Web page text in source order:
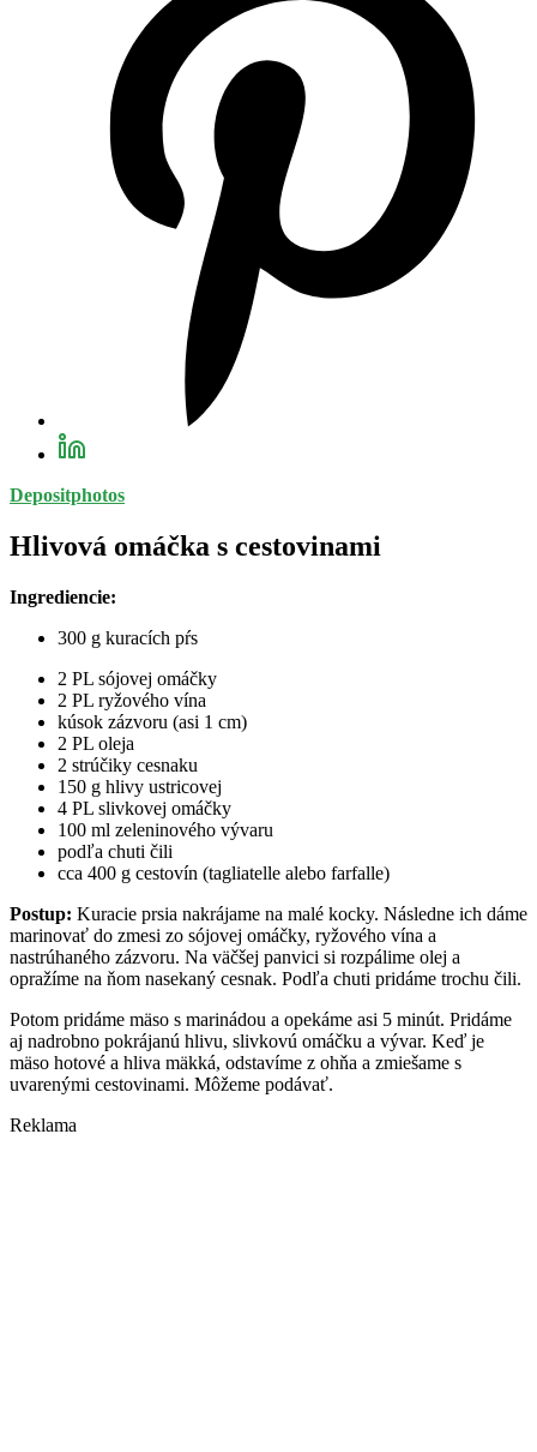
Depositphotos
Hlivová omáčka s cestovinami
Ingrediencie:
300 g kuracích pŕs
2 PL sójovej omáčky
2 PL ryžového vína
kúsok zázvoru (asi 1 cm)
2 PL oleja
2 strúčiky cesnaku
150 g hlivy ustricovej
4 PL slivkovej omáčky
100 ml zeleninového vývaru
podľa chuti čili
cca 400 g cestovín (tagliatelle alebo farfalle)
Postup: Kuracie prsia nakrájame na malé kocky. Následne ich dáme
marinovať do zmesi zo sójovej omáčky, ryžového vína a
nastrúhaného zázvoru. Na väčšej panvici si rozpálime olej a
opražíme na ňom nasekaný cesnak. Podľa chuti pridáme trochu čili.
Potom pridáme mäso s marinádou a opekáme asi 5 minút. Pridáme
aj nadrobno pokrájanú hlivu, slivkovú omáčku a vývar. Keď je
mäso hotové a hliva mäkká, odstavíme z ohňa a zmiešame s
uvarenými cestovinami. Môžeme podávať.
Reklama